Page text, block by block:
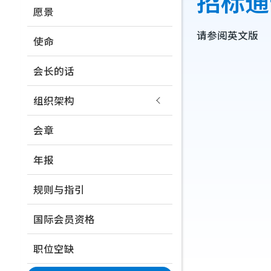
结 请参阅英文版
navigation
愿景
使命
会长的话
组织架构
会章
年报
规则与指引
国际会员资格
职位空缺